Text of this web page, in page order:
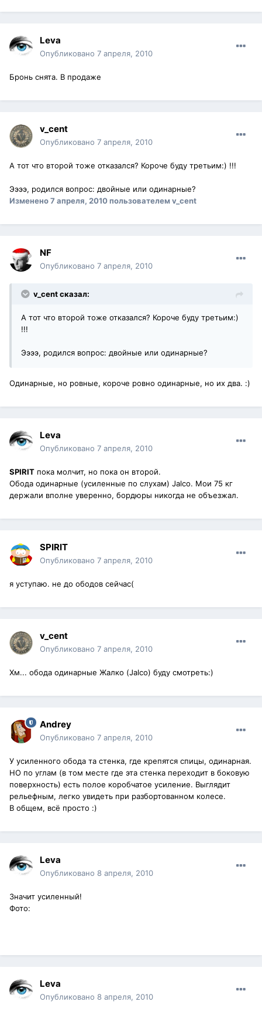
Leva
Опубликовано 7 апреля, 2010
Бронь снята. В продаже
v_cent
Опубликовано 7 апреля, 2010
А тот что второй тоже отказался? Короче буду третьим:) !!!
Ээээ, родился вопрос: двойные или одинарные?
Изменено7 апреля, 2010пользователем v_cent
NF
Опубликовано 7 апреля, 2010
v_cent сказал:
А тот что второй тоже отказался? Короче буду третьим:)
!!!
Ээээ, родился вопрос: двойные или одинарные?
Одинарные, но ровные, короче ровно одинарные, но их два. :)
Leva
Опубликовано 7 апреля, 2010
SPIRIT пока молчит, но пока он второй.
Обода одинарные (усиленные по слухам) Jalco. Мои 75 кг
держали вполне уверенно, бордюры никогда не объезжал.
SPIRIT
Опубликовано 7 апреля, 2010
я уступаю. не до ободов сейчас(
v_cent
Опубликовано 7 апреля, 2010
Хм... обода одинарные Жалко (Jalсo) буду смотреть:)
Andrey
Опубликовано 7 апреля, 2010
У усиленного обода та стенка, где крепятся спицы, одинарная.
НО по углам (в том месте где эта стенка переходит в боковую
поверхность) есть полое коробчатое усиление. Выглядит
рельефным, легко увидеть при разбортованном колесе.
В общем, всё просто :)
Leva
Опубликовано 8 апреля, 2010
Значит усиленный!
Фото:
Leva
Опубликовано 8 апреля, 2010